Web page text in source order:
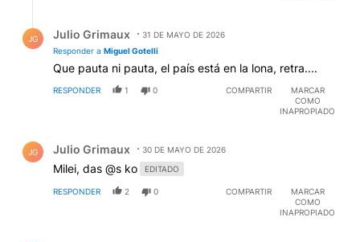
JG Julio Grimaux
31 DE MAYO DE 2026
Responder a Miguel Gotelli
Que pauta ni pauta, el país está en la lona, retra....
RESPONDER 1 0 COMPARTIR
MARCAR
COMO
INAPROPIADO
JG Julio Grimaux 30 DE MAYO DE 2026
Milei, das @s ko EDITADO
RESPONDER 2 0 COMPARTIR
MARCAR
COMO
INAPROPIADO